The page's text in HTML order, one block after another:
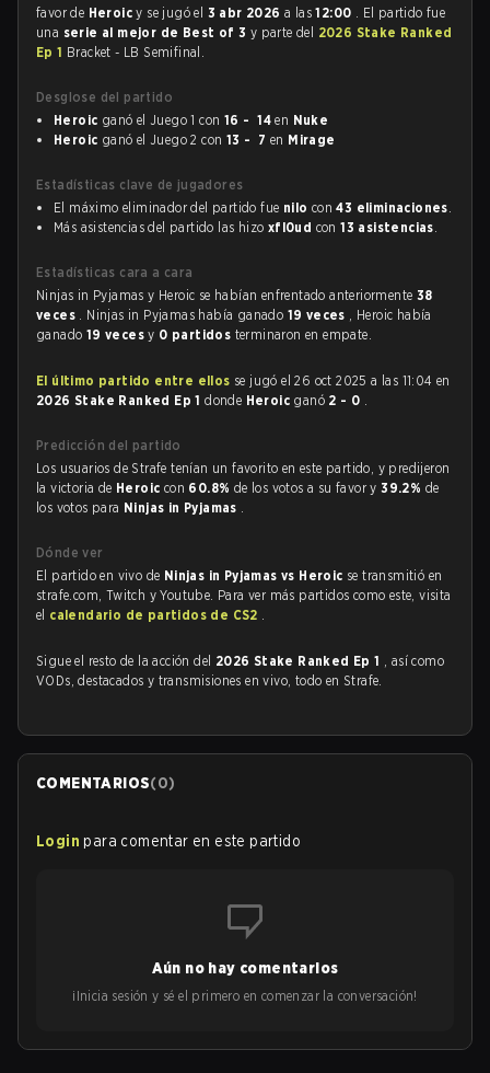
favor de Heroicy se jugó el 3 abr 2026a las12:00 . El partido fue
una serie al mejor de Best of 3 y parte del 2026 Stake Ranked
Ep 1 Bracket - LB Semifinal.
Desglose del partido
Heroic ganó el Juego 1 con 16 - 14 en Nuke
Heroic ganó el Juego 2 con 13 - 7 en Mirage
Estadísticas clave de jugadores
El máximo eliminador del partido fue nilo con43 eliminaciones.
Más asistencias del partido las hizo xfl0ud con13 asistencias.
Estadísticas cara a cara
Ninjas in Pyjamas y Heroic se habían enfrentado anteriormente 38
veces . Ninjas in Pyjamas había ganado 19 veces , Heroic había
ganado 19 vecesy 0 partidos terminaron en empate.
El último partido entre ellos se jugó el 26 oct 2025 a las 11:04 en
2026 Stake Ranked Ep 1donde Heroic ganó 2 - 0 .
Predicción del partido
Los usuarios de Strafe tenían un favorito en este partido, y predijeron
la victoria de Heroic con 60.8% de los votos a su favor y39.2% de
los votos para Ninjas in Pyjamas .
Dónde ver
El partido en vivo de Ninjas in Pyjamas vs Heroic se transmitió en
strafe.com, Twitch y Youtube. Para ver más partidos como este, visita
el calendario de partidos de CS2 .
Sigue el resto de la acción del 2026 Stake Ranked Ep 1 , así como
VODs, destacados y transmisiones en vivo, todo en Strafe.
COMENTARIOS(0)
Login para comentar en este partido
Aún no hay comentarios
¡Inicia sesión y sé el primero en comenzar la conversación!